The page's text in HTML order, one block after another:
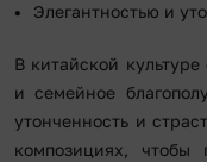
Элегантностью и
В китайской
и семейное
утонченность и
композициях, чтобы